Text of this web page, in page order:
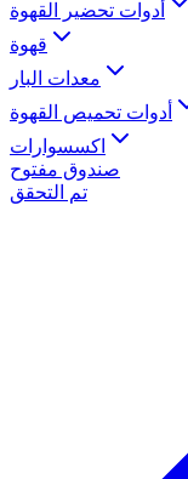
أدوات تحضير القهوة
قهوة
معدات البار
أدوات تحميص القهوة
اكسسوارات
صندوق مفتوح
تم التحقق